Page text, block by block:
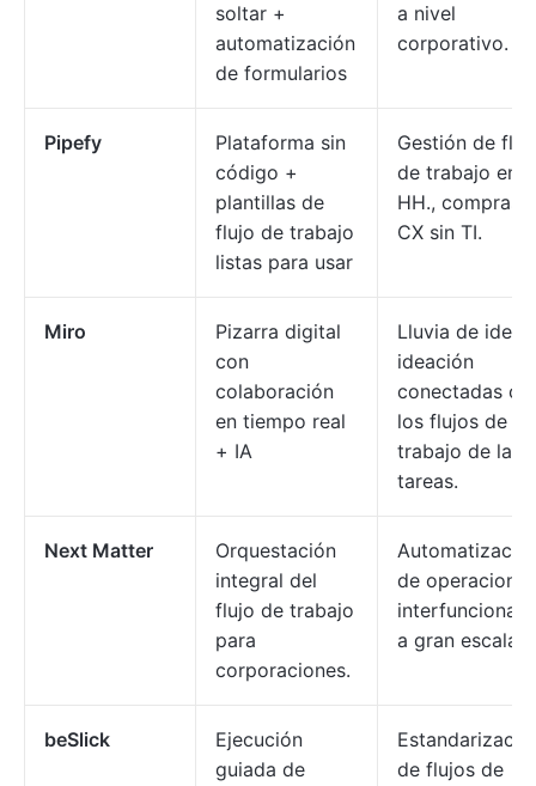
soltar +
automatización
de formularios
a nivel
corporativo.
Pipefy
Plataforma sin
código +
plantillas de
flujo de trabajo
listas para usar
Gestión de
de trabajo en
HH., compras y
CX sin TI.
Miro
Pizarra digital
con
colaboración
en tiempo real
+ IA
Lluvia de
ideación
conectadas
los flujos de
trabajo de las
tareas.
Next Matter
Orquestación
integral del
flujo de trabajo
para
corporaciones.
de operaciones
a gran escala.
beSlick
Ejecución
guiada de
de flujos de